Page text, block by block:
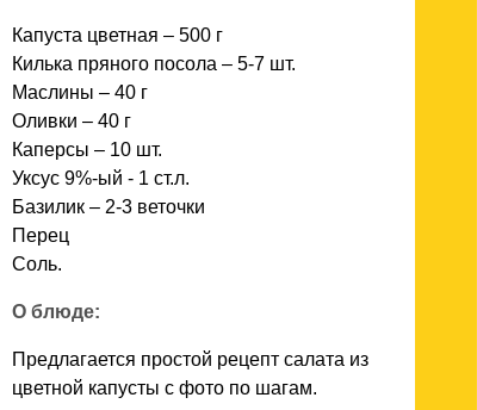
Капуста цветная – 500 г
Килька пряного посола – 5-7 шт.
Маслины – 40 г
Оливки – 40 г
Каперсы – 10 шт.
Уксус 9%-ый - 1 ст.л.
Базилик – 2-3 веточки
Перец
Соль.
О блюде:
Предлагается простой рецепт салата из
цветной капусты с фото по шагам.